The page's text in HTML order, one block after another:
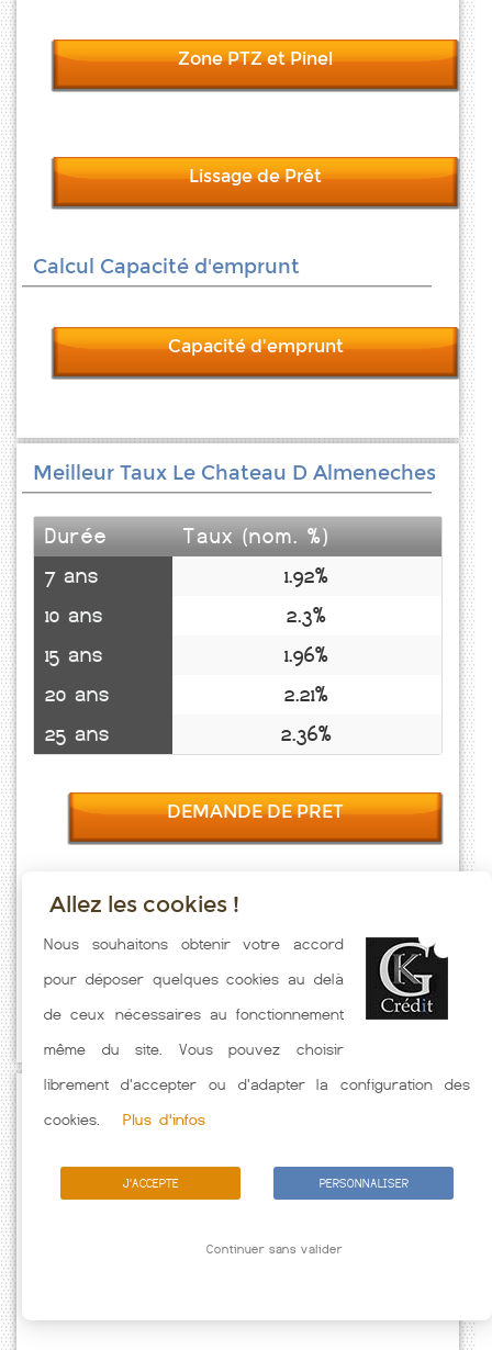
Zone PTZ et Pinel
Lissage de Prêt
Calcul Capacité d'emprunt
Capacité d'emprunt
Meilleur Taux Le Chateau D Almeneches
Durée
Taux (nom. %)
7 ans
1.92%
10 ans
2.3%
15 ans
1.96%
20 ans
2.21%
25 ans
2.36%
DEMANDE DE PRET
Taux emprunt actualisés (Le Chateau D Almeneches) toutes les
semaines. Taux Immobilier pratiqués par nos partenaires bancaires.
Meilleur Taux hors assurance. Taux crédit immobilier indicatif fonction
des caractéristiques de l'emprunteur.
Allez les cookies !
Nous souhaitons obtenir votre accord
pour déposer quelques cookies au delà
de ceux nécessaires au fonctionnement
même du site. Vous pouvez choisir
librement d'accepter ou d'adapter la configuration des
cookies.
Plus d'infos
J'ACCEPTE PERSONNALISER
Continuer sans valider